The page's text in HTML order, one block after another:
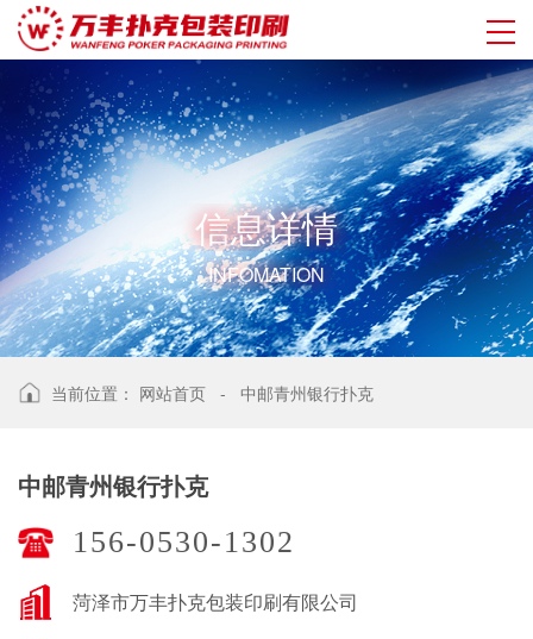
信息详情
INFOMATION
当前位置： 网站首页 - 中邮青州银行扑克
中邮青州银行扑克
156-0530-1302
菏泽市万丰扑克包装印刷有限公司